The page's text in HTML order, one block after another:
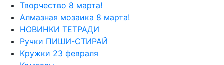
Творчество 8 марта!
Алмазная мозаика 8 марта!
НОВИНКИ ТЕТРАДИ
Ручки ПИШИ-СТИРАЙ
Кружки 23 февраля